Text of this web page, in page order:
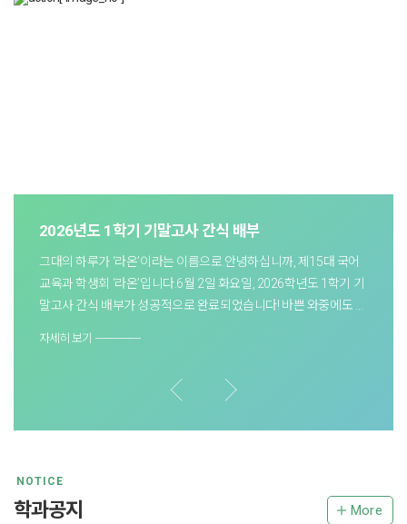
2026년도 1학기 기말고사 간식 배부
그대의 하루가 ‘라온’이라는 이름으로.안녕하십니까, 제15대 국어
교육과 학생회 ‘라온’입니다.6월 2일 화요일, 2026학년도 1학기 기
말고사 간식 배부가 성공적으로 완료되었습니다! 바쁜 와중에도 간
자세히 보기 ────
NOTICE
학과공지 More